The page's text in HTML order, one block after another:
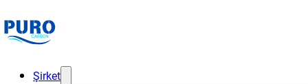
Şirket